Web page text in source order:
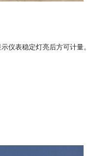
仪表稳定灯亮后方可计量。